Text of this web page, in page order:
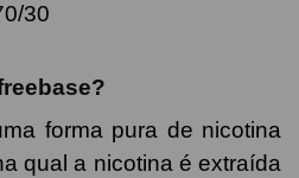
30
forma pura de nicotina
qual a nicotina é extraída